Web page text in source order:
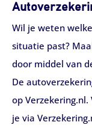
Wil je weten
situatie past?
door middel van
De
op
je via